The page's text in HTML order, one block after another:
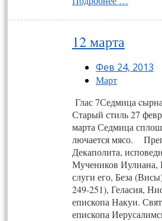
12 марта
Фев 24, 2013
Март
Глас 7Сед­ми­ца
Старый стиль 27
марта Сед­ми­ца
лю­ча­ет­ся мя­со.
Декаполита,
Мучеников Иулиана,
слуги его, Беза
249-251), Геласия,
епископа Накуи.
епископа